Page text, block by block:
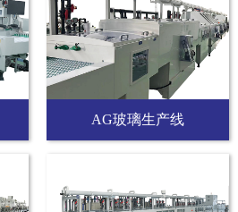
AG玻璃生产线